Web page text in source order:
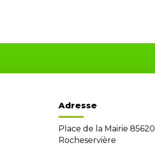
Adresse
Place de la Mairie 85620
Rocheservière